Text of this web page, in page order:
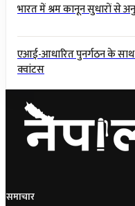
भारत में श्रम कानून सुधारों से
एआई-आधारित पुनर्गठन के
क्वांटस
समाचार